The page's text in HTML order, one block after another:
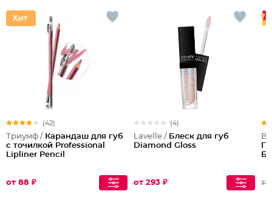
(42)
Триумф / Карандаш для губ
с точилкой Professional
Lipliner Pencil
от 88 ₽
(4)
Lavelle / Блеск для губ
Diamond Gloss
от 293 ₽ 315